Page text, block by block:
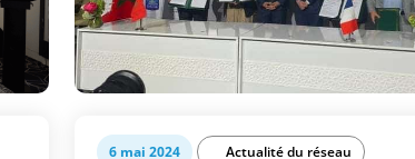
6 mai 2024
Actualité du réseau